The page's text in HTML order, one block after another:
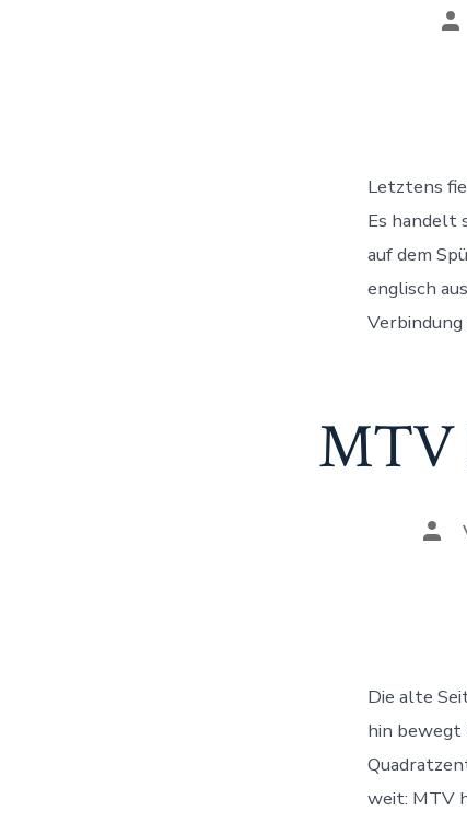
Letztens
Es handelt
auf dem
englisch
MTV
Die alte
hin bewegt
weit: MTV